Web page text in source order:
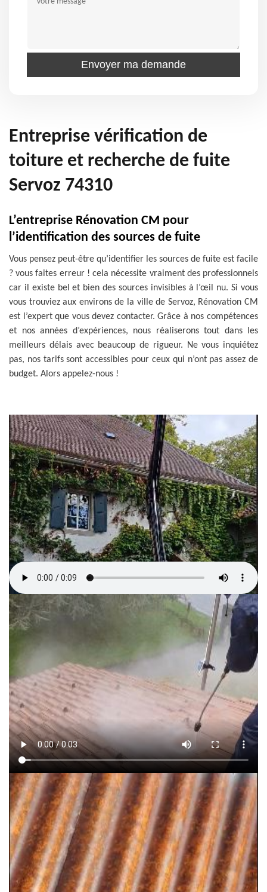
Entreprise vérification de
toiture et recherche de fuite
Servoz 74310
L’entreprise Rénovation CM pour
l’identification des sources de fuite
Vous pensez peut-être qu’identifier les sources de fuite est facile
? vous faites erreur ! cela nécessite vraiment des professionnels
car il existe bel et bien des sources invisibles à l’œil nu. Si vous
vous trouviez aux environs de la ville de Servoz, Rénovation CM
est l’expert que vous devez contacter. Grâce à nos compétences
et nos années d’expériences, nous réaliserons tout dans les
meilleurs délais avec beaucoup de rigueur. Ne vous inquiétez
pas, nos tarifs sont accessibles pour ceux qui n’ont pas assez de
budget. Alors appelez-nous !